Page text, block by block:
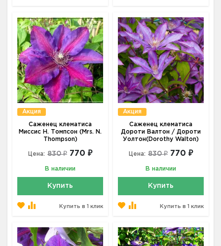
Акция
Саженец клематиса
Миссис Н. Томпсон (Mrs. N.
Thompson)
Цена: 830 ₽ 770 ₽
В наличии
Купить
Купить в 1 клик
Акция
Саженец клематиса
Дороти Валтон / Дороти
Уолтон(Dorothy Walton)
Цена: 830 ₽ 770 ₽
В наличии
Купить
Купить в 1 клик